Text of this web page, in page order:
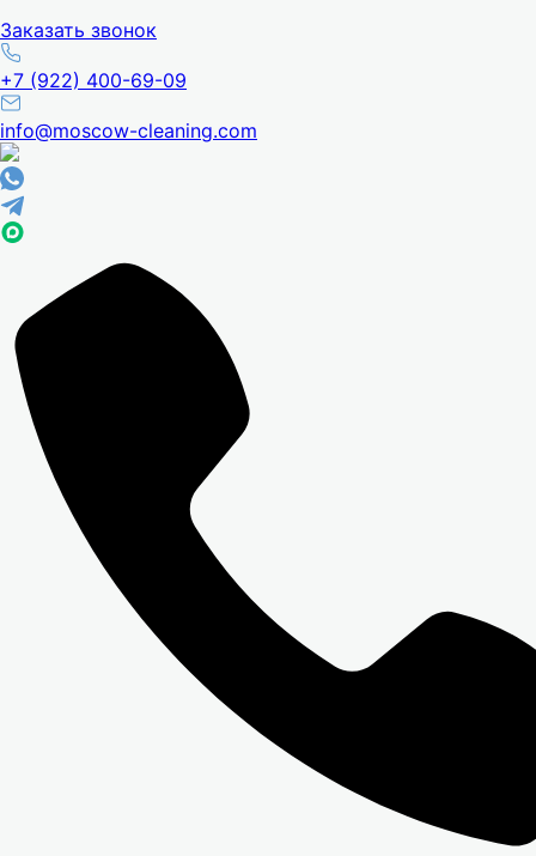
Заказать звонок
+7 (922) 400-69-09
info@moscow-cleaning.com